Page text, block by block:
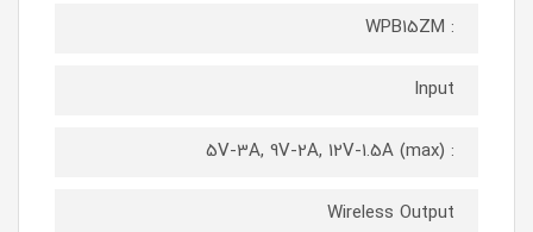
: WPB15ZM
Input
: 5V-3A, 9V-2A, 12V-1.5A (max)
Wireless Output